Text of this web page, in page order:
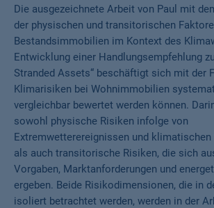
Die ausgezeichnete Arbeit von Paul mit
der physischen und transitorischen
Bestandsimmobilien im Kontext des
Entwicklung einer Handlungsempfehlung
Stranded Assets“ beschäftigt sich mit der
Klimarisiken bei Wohnimmobilien
vergleichbar bewertet werden können.
sowohl physische Risiken infolge von
Extremwetterereignissen und klimatischen
als auch transitorische Risiken, die sich
Vorgaben, Marktanforderungen und
ergeben. Beide Risikodimensionen, die in
isoliert betrachtet werden, werden in der